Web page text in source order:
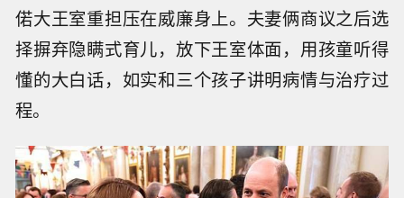
偌大王室重担压在威廉身上。夫妻俩商议之后选
择摒弃隐瞒式育儿，放下王室体面，用孩童听得
懂的大白话，如实和三个孩子讲明病情与治疗过
程。